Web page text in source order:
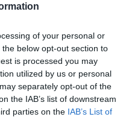
of your personal or
below opt-out section to
is processed you may
utilized by us or personal
separately opt-out of the
the IAB’s list of downstream
parties on the IAB’s List of
7
0